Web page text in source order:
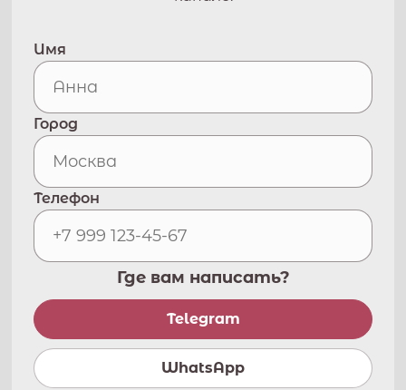
Имя
Город
Телефон
Где вам написать?
Telegram
WhatsApp